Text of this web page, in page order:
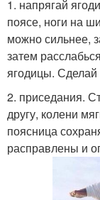
1. напрягай
поясе, ноги на
можно сильнее,
затем
ягодицы. Сделай
2. приседания.
другу, колени
поясница
расправлены и